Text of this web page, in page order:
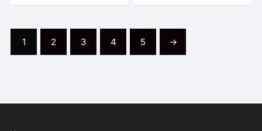
1 2 3 4 5 →